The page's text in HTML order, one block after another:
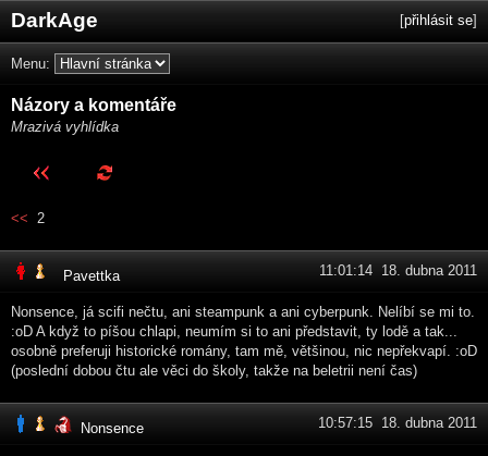
DarkAge [přihlásit se]
Menu:
Názory a komentáře
Mrazivá vyhlídka
<< 2
Pavettka 11:01:14 18. dubna 2011
Nonsence, já scifi nečtu, ani steampunk a ani cyberpunk. Nelíbí se mi to.
:oD A když to píšou chlapi, neumím si to ani představit, ty lodě a tak...
osobně preferuji historické romány, tam mě, většinou, nic nepřekvapí. :oD
(poslední dobou čtu ale věci do školy, takže na beletrii není čas)
Nonsence 10:57:15 18. dubna 2011